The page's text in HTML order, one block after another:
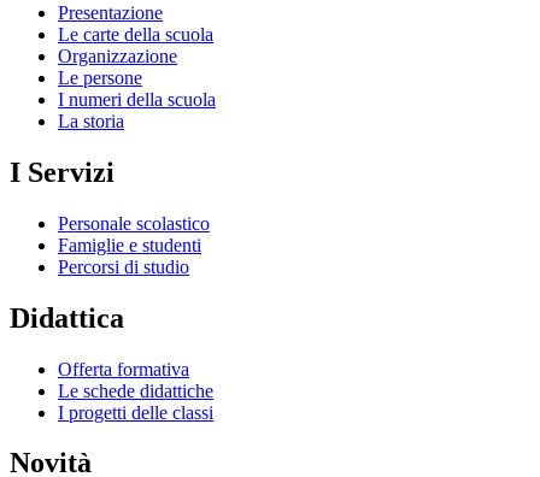
Presentazione
Le carte della scuola
Organizzazione
Le persone
I numeri della scuola
La storia
I Servizi
Personale scolastico
Famiglie e studenti
Percorsi di studio
Didattica
Offerta formativa
Le schede didattiche
I progetti delle classi
Novità